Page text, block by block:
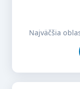
Najväčšia